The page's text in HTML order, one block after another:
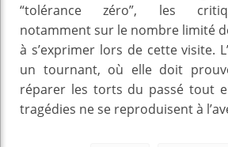
“tolérance zéro”, les
notamment sur le nombre limité
à s’exprimer lors de cette visite.
un tournant, où elle doit
réparer les torts du passé tout
tragédies ne se reproduisent à